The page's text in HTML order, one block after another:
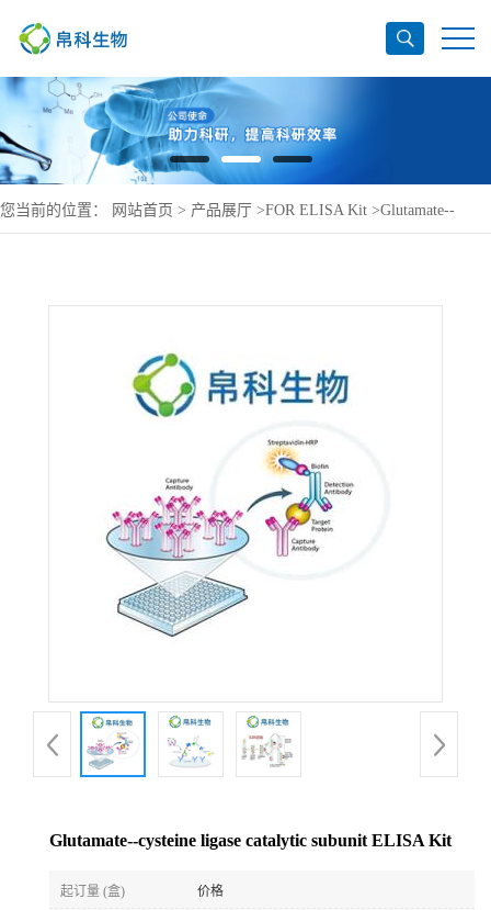
您当前的位置： 网站首页 > 产品展厅 >FOR ELISA Kit >Glutamate--
Glutamate--cysteine ligase catalytic subunit ELISA Kit
起订量 (盒) 价格